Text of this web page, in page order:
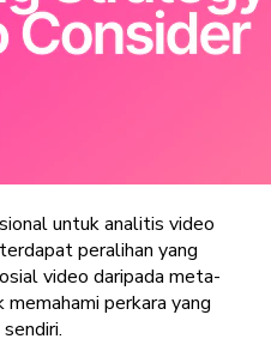
untuk analitis video
peralihan yang
video daripada meta-
perkara yang